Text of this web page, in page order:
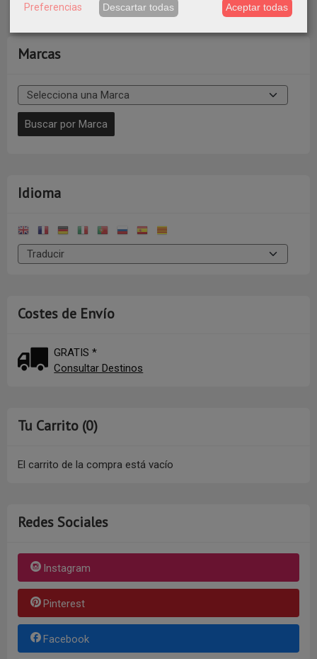
Marcas
Idioma
Costes de Envío
GRATIS *
Consultar Destinos
Tu Carrito (0)
El carrito de la compra está vacío
Redes Sociales
Instagram
Pinterest
Facebook
Preferencias Descartar todas Aceptar todas